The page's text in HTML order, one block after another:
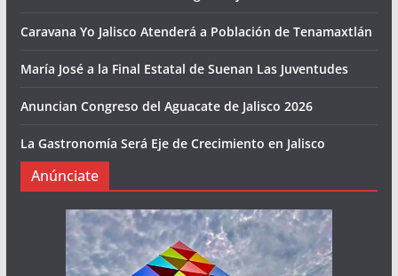
Caravana Yo Jalisco Atenderá a Población de Tenamaxtlán
María José a la Final Estatal de Suenan Las Juventudes
Anuncian Congreso del Aguacate de Jalisco 2026
La Gastronomía Será Eje de Crecimiento en Jalisco
Anúnciate